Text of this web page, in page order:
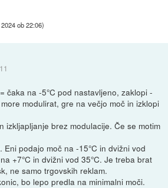
ob 22:06)
čaka na -5°C pod nastavljeno, zaklopi -
modulirat, gre na večjo moč in izklopi
izkljapljanje brez modulacije. Če se motim
podajo moč na -15°C in dvižni vod
+7°C in dvižni vod 35°C. Je treba brat
ne samo trgovskih reklam.
bo lepo predla na minimalni moči.